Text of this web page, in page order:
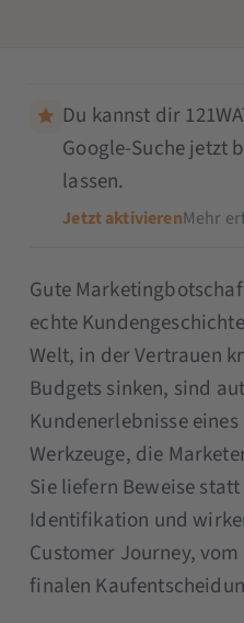
Du kannst dir
Google-Suche jetzt
lassen.
Jetzt aktivierenMehr
Gute
echte
Welt, in der Vertrauen
Budgets sinken, sind
Kundenerlebnisse
Werkzeuge, die
Sie liefern Beweise
Identifikation und
Customer Journey,
finalen